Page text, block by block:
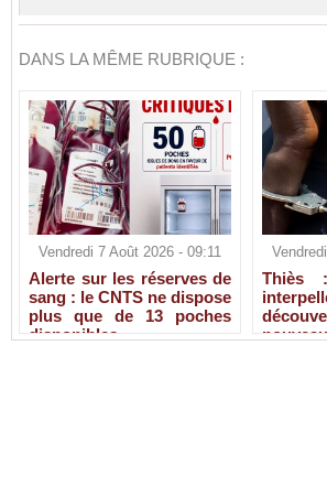
DANS LA MÊME RUBRIQUE :
Vendredi 7 Août 2026 - 09:11
Alerte sur les réserves de
sang : le CNTS ne dispose
plus que de 13 poches
disponibles
Thiès